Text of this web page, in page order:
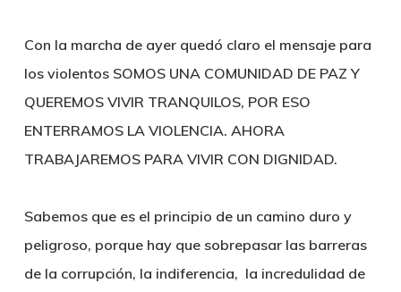
Con la marcha de ayer quedó claro el mensaje para
los violentos SOMOS UNA COMUNIDAD DE PAZ Y
QUEREMOS VIVIR TRANQUILOS, POR ESO
ENTERRAMOS LA VIOLENCIA. AHORA
TRABAJAREMOS PARA VIVIR CON DIGNIDAD.
Sabemos que es el principio de un camino duro y
peligroso, porque hay que sobrepasar las barreras
de la corrupción, la indiferencia, la incredulidad de